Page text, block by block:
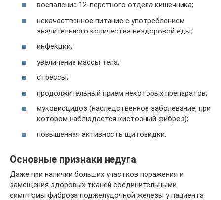
воспаление 12-перстного отдела кишечника;
некачественное питание с употреблением
значительного количества нездоровой еды;
инфекции;
увеличение массы тела;
стрессы;
продолжительный прием некоторых препаратов;
муковисцидоз (наследственное заболевание, при
котором наблюдается кистозный фиброз);
повышенная активность щитовидки.
Основные признаки недуга
Даже при наличии больших участков поражения и
замещения здоровых тканей соединительными
симптомы фиброза поджелудочной железы у пациента